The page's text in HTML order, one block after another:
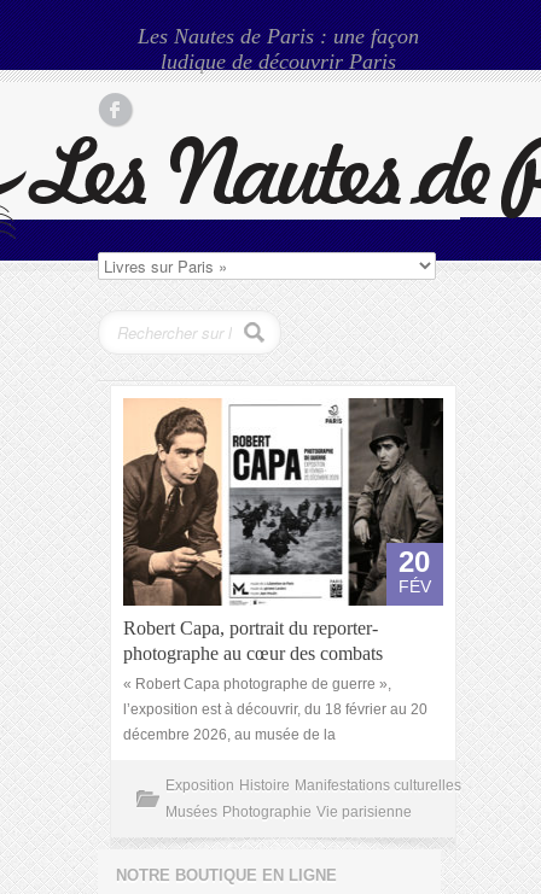
Les Nautes de Paris : une façon
ludique de découvrir Paris
20
FÉV
Robert Capa, portrait du reporter-
photographe au cœur des combats
« Robert Capa photographe de guerre »,
l’exposition est à découvrir, du 18 février au 20
décembre 2026, au musée de la
Exposition Histoire Manifestations culturelles
Musées Photographie Vie parisienne
NOTRE BOUTIQUE EN LIGNE